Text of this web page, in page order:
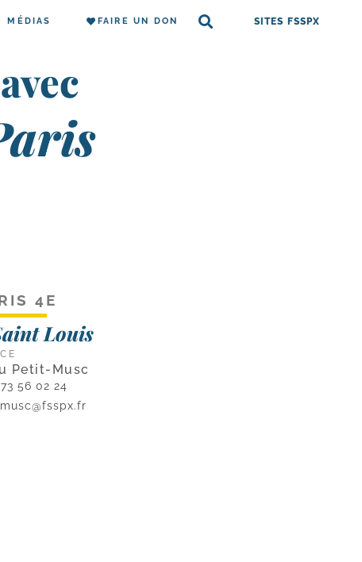
MÉDIAS FAIRE UN DON SITES FSSPX
4E
Louis
Petit-Musc
56 02 24